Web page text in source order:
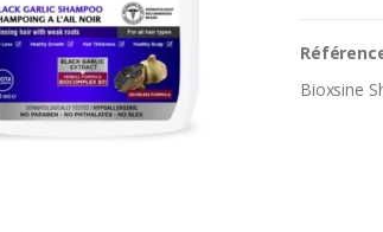
Bioxsine